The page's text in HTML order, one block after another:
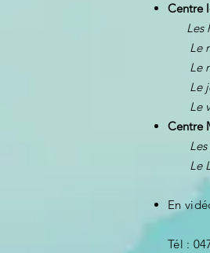
Centre
Les
Le
Le
Le
Le
Centre
Le
En
Tél :